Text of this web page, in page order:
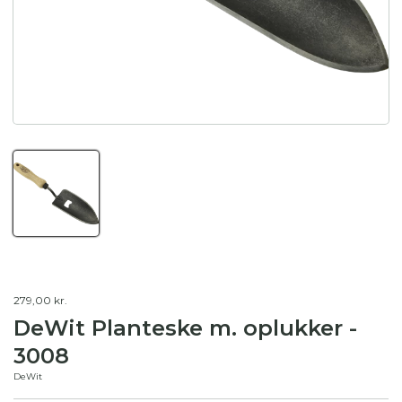
279,00 kr.
DeWit Planteske m. oplukker -
3008
DeWit